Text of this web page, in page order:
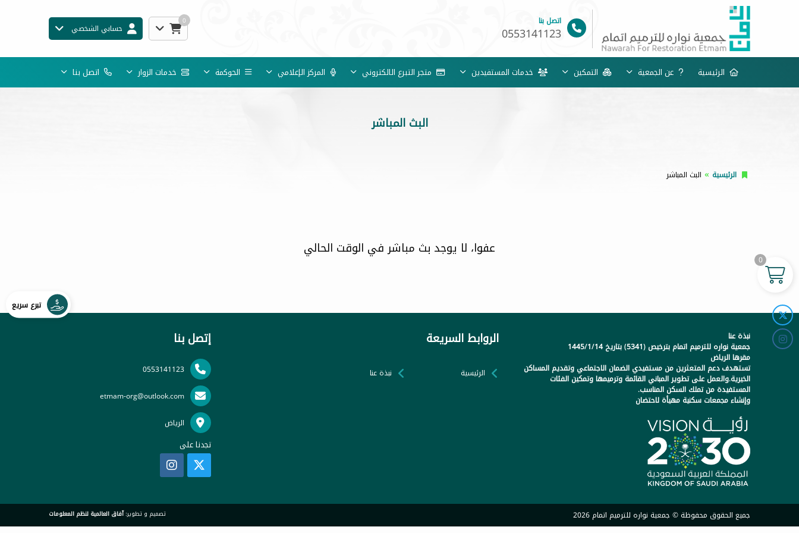
اتصل بنا
0553141123
0
حسابي الشخصي
الرئيسية عن الجمعية التمكين خدمات المستفيدين متجر التبرع الالكتروني المركز الإعلامي الحوكمة خدمات الزوار اتصل بنا
البث المباشر
الرئيسية البث المباشر
عفوا، لا يوجد بث مباشر في الوقت الحالي
نبذة عنا
جمعية نواره للترميم اتمام بترخيص (5341) بتاريخ 1445/1/14
مقرها الرياض
تستهدف دعم المتعثرين من مستفيدي الضمان الاجتماعي وتقديم المساكن
الخيرية.والعمل على تطوير المباني القائمة وترميمها وتمكين الفئات
المستفيدة من تملك السكن المناسب.
وإنشاء مجمعات سكنية مهيأة لاحتضان
الروابط السريعة
الرئيسية نبذة عنا
إتصل بنا
0553141123
etmam-org@outlook.com
الرياض
تجدنا على
جميع الحقوق محفوظة © جمعية نواره للترميم اتمام 2026 تصميم و تطوير:آفاق العالمية لنظم المعلومات
تبرع سريع
0